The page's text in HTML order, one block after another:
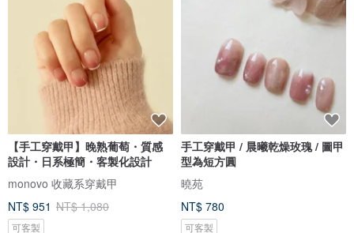
【手工穿戴甲】晚熟葡萄・質感
設計・日系極簡・客製化設計
monovo 收藏系穿戴甲
NT$ 951 NT$ 1,080
可客製
手工穿戴甲 / 晨曦乾燥玫瑰 / 圖甲
型為短方圓
曉苑
NT$ 780
可客製